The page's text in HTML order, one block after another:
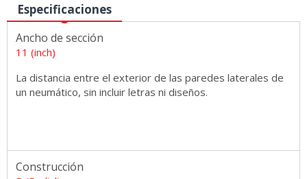
Especificaciones
Ancho de sección
11 (inch)
La distancia entre el exterior de las paredes laterales de
un neumático, sin incluir letras ni diseños.
Construcción